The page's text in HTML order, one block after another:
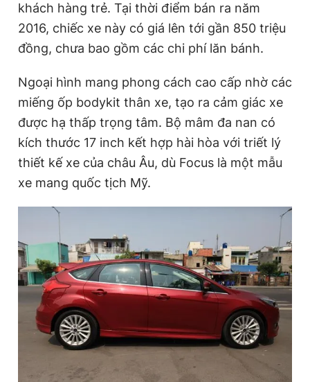
khách hàng trẻ. Tại thời điểm bán ra năm
2016, chiếc xe này có giá lên tới gần 850 triệu
đồng, chưa bao gồm các chi phí lăn bánh.
Ngoại hình mang phong cách cao cấp nhờ các
miếng ốp bodykit thân xe, tạo ra cảm giác xe
được hạ thấp trọng tâm. Bộ mâm đa nan có
kích thước 17 inch kết hợp hài hòa với triết lý
thiết kế xe của châu Âu, dù Focus là một mẫu
xe mang quốc tịch Mỹ.